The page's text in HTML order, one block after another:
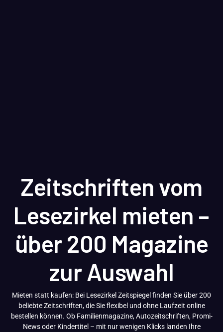
Zeitschriften vom
Lesezirkel mieten –
über 200 Magazine
zur Auswahl
Mieten statt kaufen: Bei Lesezirkel Zeitspiegel finden Sie über 200
beliebte Zeitschriften, die Sie flexibel und ohne Laufzeit online
bestellen können. Ob Familienmagazine, Autozeitschriften, Promi-
News oder Kindertitel – mit nur wenigen Klicks landen Ihre